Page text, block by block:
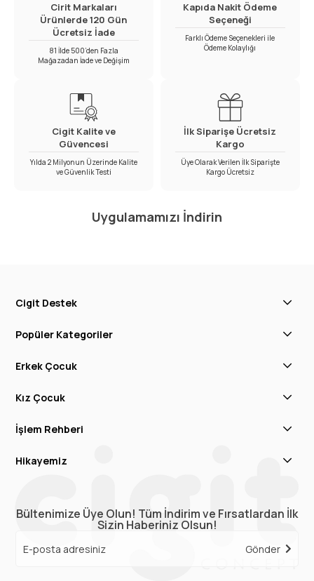
Cirit Markaları
Ürünlerde 120 Gün
Ücretsiz İade
81 İlde 500’den Fazla
Mağazadan İade ve Değişim
Kapıda Nakit Ödeme
Seçeneği
Farklı Ödeme Seçenekleri ile
Ödeme Kolaylığı
Cigit Kalite ve
Güvencesi
Yılda 2 Milyonun Üzerinde Kalite
ve Güvenlik Testi
İlk Siparişe Ücretsiz
Kargo
Üye Olarak Verilen İlk Siparişte
Kargo Ücretsiz
Uygulamamızı İndirin
Cigit Destek
Popüler Kategoriler
Erkek Çocuk
Kız Çocuk
İşlem Rehberi
Hikayemiz
Bültenimize Üye Olun! Tüm İndirim ve Fırsatlardan İlk
Sizin Haberiniz Olsun!
Gönder